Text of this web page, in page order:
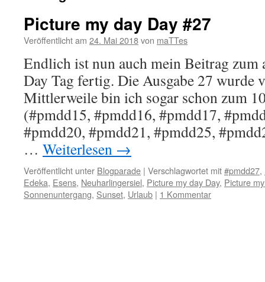
Picture my day Day #27
Veröffentlicht am 24. Mai 2018von maTTes
Endlich ist nun auch mein Beitrag zum
Day Tag fertig. Die Ausgabe 27 wurde
Mittlerweile bin ich sogar schon zum
(#pmdd15, #pmdd16, #pmdd17,
#pmdd20, #pmdd21, #pmdd25,
… Weiterlesen →
Veröffentlicht unter Blogparade | Verschlagwortet mit#‎pmdd27,
Edeka, Esens, Neuharlingersiel, Picture my day Day, Picture
Sonnenuntergang, Sunset, Urlaub | 1 Kommentar